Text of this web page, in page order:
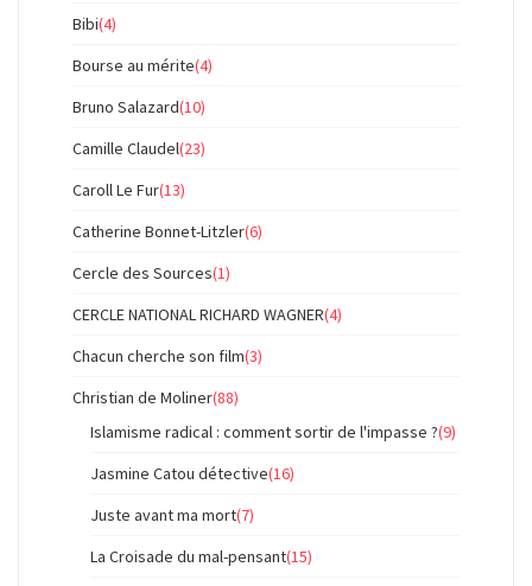
Bibi(4)
Bourse au mérite(4)
Bruno Salazard(10)
Camille Claudel(23)
Caroll Le Fur(13)
Catherine Bonnet-Litzler(6)
Cercle des Sources(1)
CERCLE NATIONAL RICHARD WAGNER(4)
Chacun cherche son film(3)
Christian de Moliner(88)
Islamisme radical : comment sortir de l'impasse ?(9)
Jasmine Catou détective(16)
Juste avant ma mort(7)
La Croisade du mal-pensant(15)